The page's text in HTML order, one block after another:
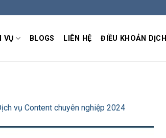
VỤ BLOGS LIÊN HỆ ĐIỀU KHOẢN
vụ Content chuyên nghiệp 2024